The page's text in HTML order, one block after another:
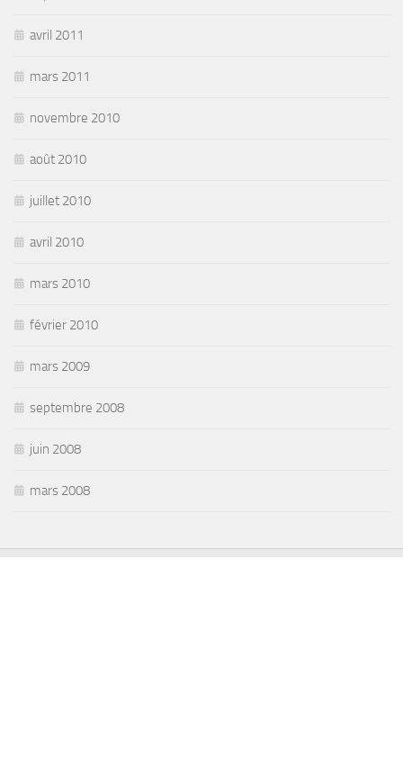
avril 2011
mars 2011
novembre 2010
août 2010
juillet 2010
avril 2010
mars 2010
février 2010
mars 2009
septembre 2008
juin 2008
mars 2008